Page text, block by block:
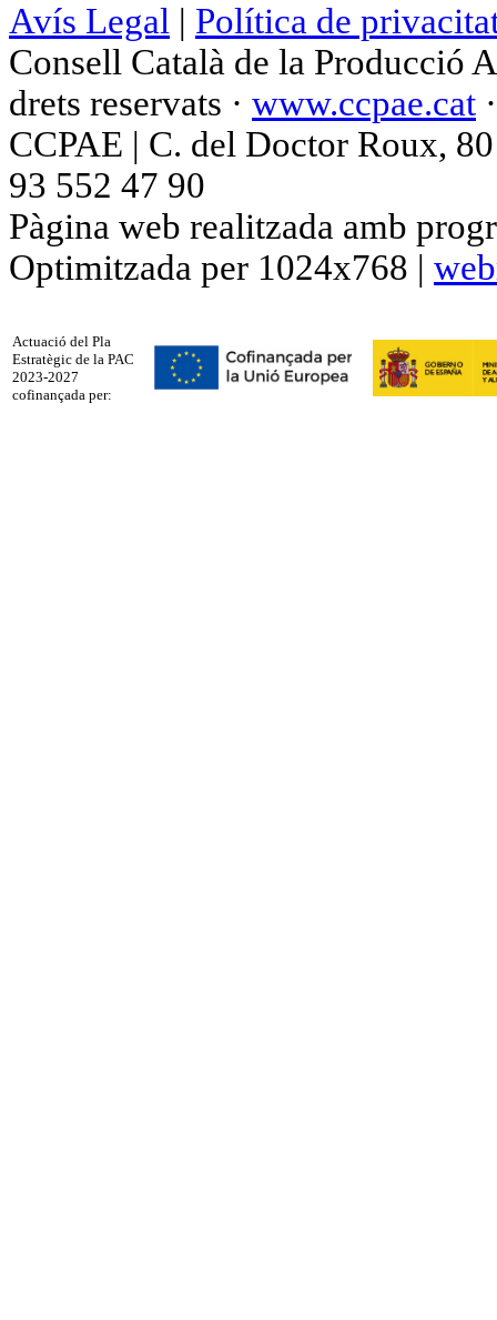
Avís Legal | Política de
Consell Català de la Producció
drets reservats · www.ccpae.cat
CCPAE | C. del Doctor Roux,
93 552 47 90
Pàgina web realitzada amb
Optimitzada per 1024x768 |
Actuació del Pla
Estratègic de la PAC
2023-2027
cofinançada per: